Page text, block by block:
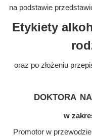
na podstawie
Etykiety
oraz po złożeniu
doktora
w
Promotor w